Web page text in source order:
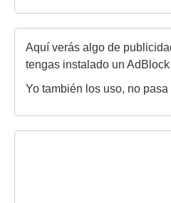
Aquí verás algo de
tengas instalado un
Yo también los uso, no pasa